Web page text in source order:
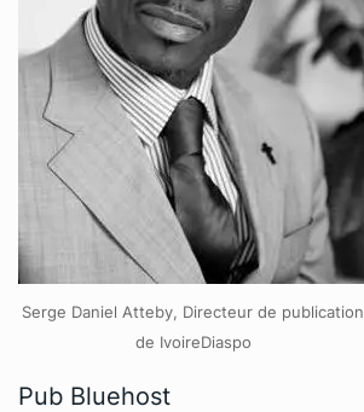
Serge Daniel Atteby, Directeur de publication
de IvoireDiaspo
Pub Bluehost